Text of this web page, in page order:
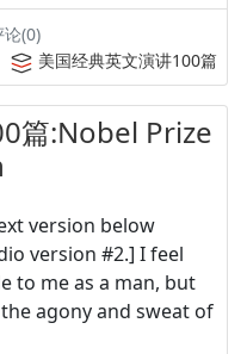
(0)
美国经典英文演讲100篇
篇:Nobel Prize
version below
version #2.] I feel
to me as a man, but
agony and sweat of